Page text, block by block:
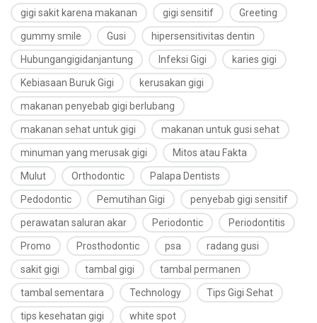
gigi sakit karena makanan gigi sensitif Greeting
gummy smile Gusi hipersensitivitas dentin
Hubungangigidanjantung Infeksi Gigi karies gigi
Kebiasaan Buruk Gigi kerusakan gigi
makanan penyebab gigi berlubang
makanan sehat untuk gigi makanan untuk gusi sehat
minuman yang merusak gigi Mitos atau Fakta
Mulut Orthodontic Palapa Dentists
Pedodontic Pemutihan Gigi penyebab gigi sensitif
perawatan saluran akar Periodontic Periodontitis
Promo Prosthodontic psa radang gusi
sakit gigi tambal gigi tambal permanen
tambal sementara Technology Tips Gigi Sehat
tips kesehatan gigi white spot